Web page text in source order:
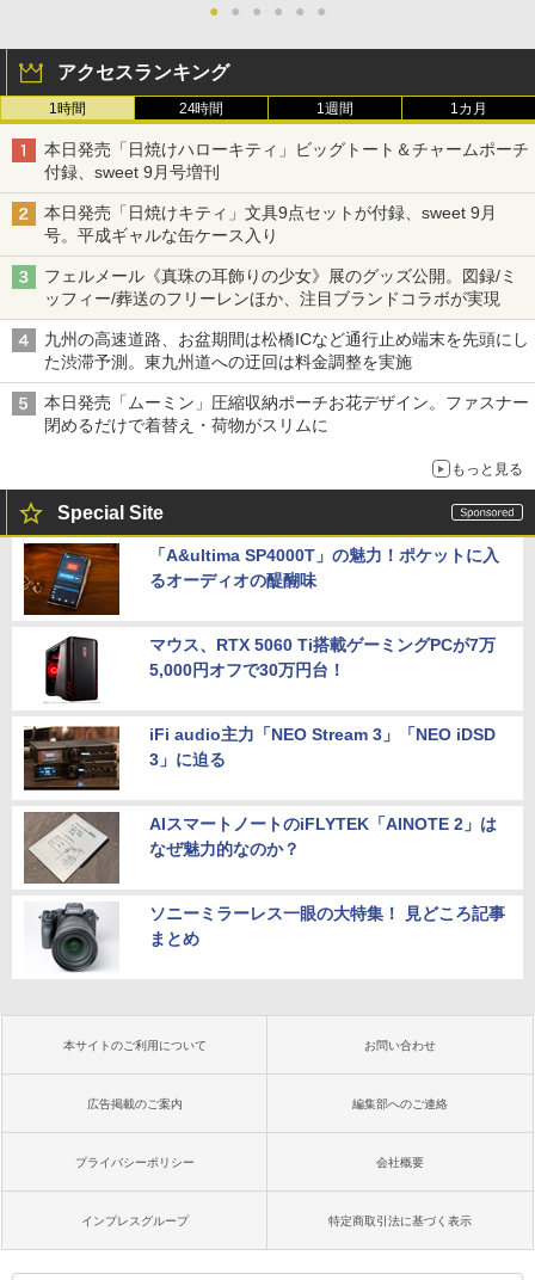
● ● ● ● ● ●
アクセスランキング
1時間 24時間 1週間 1カ月
本日発売「日焼けハローキティ」ビッグトート＆チャームポーチ
付録、sweet 9月号増刊
本日発売「日焼けキティ」文具9点セットが付録、sweet 9月
号。平成ギャルな缶ケース入り
フェルメール《真珠の耳飾りの少女》展のグッズ公開。図録/ミ
ッフィー/葬送のフリーレンほか、注目ブランドコラボが実現
九州の高速道路、お盆期間は松橋ICなど通行止め端末を先頭にし
た渋滞予測。東九州道への迂回は料金調整を実施
本日発売「ムーミン」圧縮収納ポーチお花デザイン。ファスナー
閉めるだけで着替え・荷物がスリムに
もっと見る
Special Site
「A&ultima SP4000T」の魅力！ポケットに入
るオーディオの醍醐味
マウス、RTX 5060 Ti搭載ゲーミングPCが7万
5,000円オフで30万円台！
iFi audio主力「NEO Stream 3」「NEO iDSD
3」に迫る
AIスマートノートのiFLYTEK「AINOTE 2」は
なぜ魅力的なのか？
ソニーミラーレス一眼の大特集！ 見どころ記事
まとめ
本サイトのご利用について お問い合わせ
広告掲載のご案内 編集部へのご連絡
プライバシーポリシー 会社概要
インプレスグループ 特定商取引法に基づく表示